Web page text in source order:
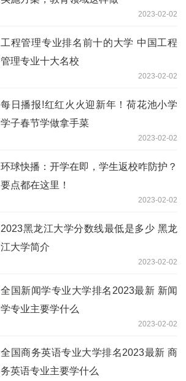
2023-02-02
工程管理专业排名前十的大学 中国工程
管理专业十大名校
2023-02-02
每日播报!红红火火迎新年！荷花池小学
学子春节学做拿手菜
2023-02-02
环球快播：开学在即，学生返校咋防护？
要点都在这里！
2023-02-02
2023黑龙江大学分数线最低是多少 黑龙
江大学简介
2023-02-02
全国新闻学专业大学排名2023最新 新闻
学专业主要学什么
2023-02-02
全国商务英语专业大学排名2023最新 商
务英语专业主要学什么